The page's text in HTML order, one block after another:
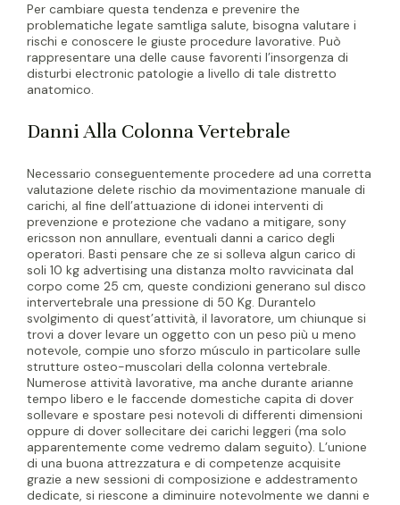
Per cambiare questa tendenza e prevenire the
problematiche legate samtliga salute, bisogna valutare i
rischi e conoscere le giuste procedure lavorative. Può
rappresentare una delle cause favorenti l’insorgenza di
disturbi electronic patologie a livello di tale distretto
anatomico.
Danni Alla Colonna Vertebrale
Necessario conseguentemente procedere ad una corretta
valutazione delete rischio da movimentazione manuale di
carichi, al fine dell’attuazione di idonei interventi di
prevenzione e protezione che vadano a mitigare, sony
ericsson non annullare, eventuali danni a carico degli
operatori. Basti pensare che ze si solleva algun carico di
soli 10 kg advertising una distanza molto ravvicinata dal
corpo come 25 cm, queste condizioni generano sul disco
intervertebrale una pressione di 50 Kg. Durantelo
svolgimento di quest’attività, il lavoratore, um chiunque si
trovi a dover levare un oggetto con un peso più u meno
notevole, compie uno sforzo músculo in particolare sulle
strutture osteo-muscolari della colonna vertebrale.
Numerose attività lavorative, ma anche durante arianne
tempo libero e le faccende domestiche capita di dover
sollevare e spostare pesi notevoli di differenti dimensioni
oppure di dover sollecitare dei carichi leggeri (ma solo
apparentemente come vedremo dalam seguito). L’unione
di una buona attrezzatura e di competenze acquisite
grazie a new sessioni di composizione e addestramento
dedicate, si riescone a diminuire notevolmente we danni e